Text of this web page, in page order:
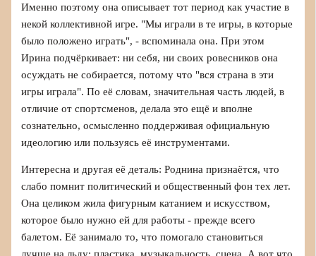
Именно поэтому она описывает тот период как участие в
некой коллективной игре. "Мы играли в те игры, в которые
было положено играть", - вспоминала она. При этом
Ирина подчёркивает: ни себя, ни своих ровесников она
осуждать не собирается, потому что "вся страна в эти
игры играла". По её словам, значительная часть людей, в
отличие от спортсменов, делала это ещё и вполне
сознательно, осмысленно поддерживая официальную
идеологию или пользуясь её инструментами.
Интересна и другая её деталь: Роднина признаётся, что
слабо помнит политический и общественный фон тех лет.
Она целиком жила фигурным катанием и искусством,
которое было нужно ей для работы - прежде всего
балетом. Её занимало то, что помогало становиться